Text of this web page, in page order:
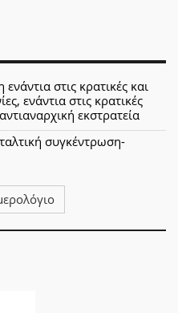
στις κρατικές και
ενάντια στις κρατικές
εκστρατεία
συγκέντρωση-